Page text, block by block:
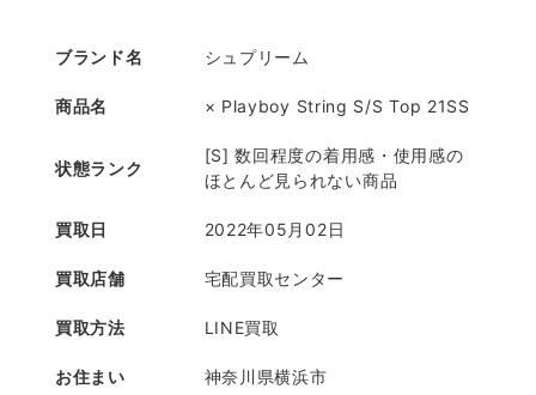
ブランド名 シュプリーム
商品名 × Playboy String S/S Top 21SS
状態ランク
[S] 数回程度の着用感・使用感の
ほとんど見られない商品
買取日 2022年05月02日
買取店舗 宅配買取センター
買取方法 LINE買取
お住まい 神奈川県横浜市